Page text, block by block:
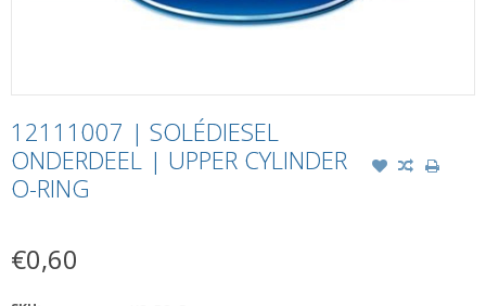
12111007 | SOLÉDIESEL
ONDERDEEL | UPPER CYLINDER
O-RING
€0,60